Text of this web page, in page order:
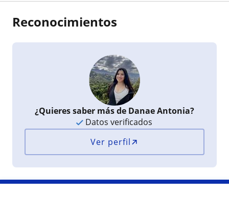
Reconocimientos
¿Quieres saber más de Danae Antonia?
Datos verificados
Ver perfil